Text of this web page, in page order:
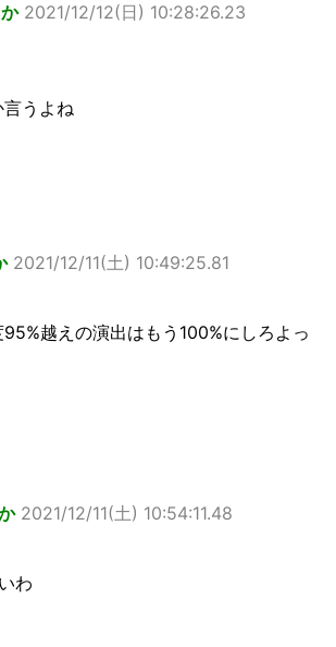
2021/12/12(日) 10:28:26.23
うよね
2021/12/11(土) 10:49:25.81
越えの演出はもう100%にしろよっ
2021/12/11(土) 10:54:11.48
わ